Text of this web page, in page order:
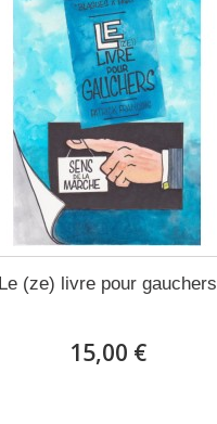
Le (ze) livre pour gauchers
15,00 €